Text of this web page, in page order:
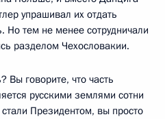
упрашивал их отдать
Но тем не менее сотрудничали
разделом Чехословакии.
Вы говорите, что часть
русскими землями сотни
Президентом, вы просто